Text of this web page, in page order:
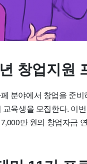
창업지원
분야에서 창업을 준
육생을 모집한다. 이
만 원의 창업자금